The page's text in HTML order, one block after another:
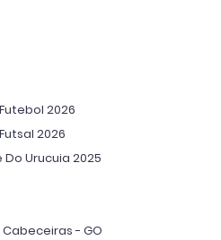
2026
2026
Urucuia 2025
- GO